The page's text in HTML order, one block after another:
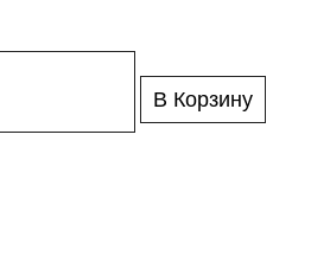
В Корзину